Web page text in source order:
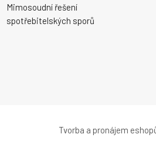
Mimosoudní řešení
spotřebitelských sporů
Tvorba a pronájem